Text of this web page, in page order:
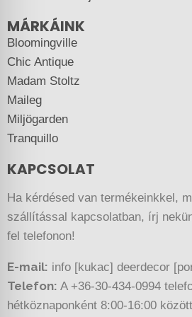
MÁRKÁINK
Bloomingville
Chic Antique
Madam Stoltz
Maileg
Miljögarden
Tranquillo
KAPCSOLAT
Ha kérdésed van termékeinkkel,
szállítással kapcsolatban, írj
fel telefonon!
E-mail: info [kukac] deerdecor
Telefon: A +36-30-434-0994
hétköznaponként 8:00-16:00